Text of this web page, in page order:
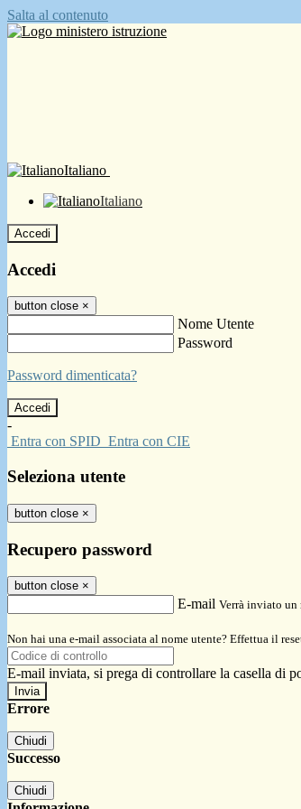
Salta al contenuto
Italiano
Italiano
Accedi
Accedi
button close ×
Nome Utente
Password
Password dimenticata?
-
Entra con SPID Entra con CIE
Seleziona utente
button close ×
Recupero password
button close ×
E-mail Verrà inviato un
Non hai una e-mail associata al nome utente? Effettua il
E-mail inviata, si prega di controllare la casella di
Errore
Chiudi
Successo
Chiudi